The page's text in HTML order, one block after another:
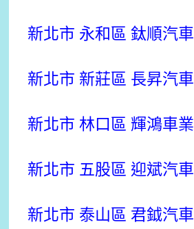
新北市 永和區 鈦順汽車
新北市 新莊區 長昇汽車
新北市 林口區 輝鴻車業
新北市 五股區 迎斌汽車
新北市 泰山區 君鉞汽車